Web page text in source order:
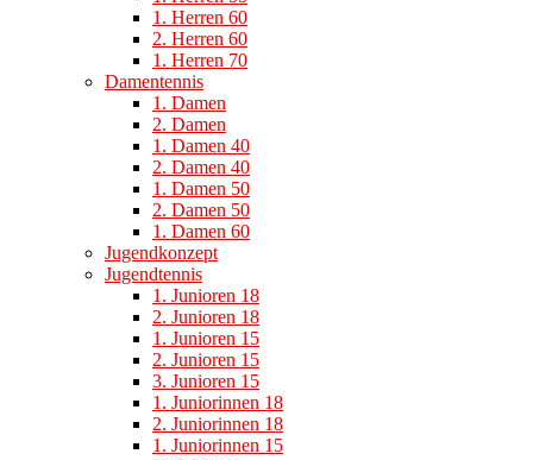
1. Herren 60
2. Herren 60
1. Herren 70
Damentennis
1. Damen
2. Damen
1. Damen 40
2. Damen 40
1. Damen 50
2. Damen 50
1. Damen 60
Jugendkonzept
Jugendtennis
1. Junioren 18
2. Junioren 18
1. Junioren 15
2. Junioren 15
3. Junioren 15
1. Juniorinnen 18
2. Juniorinnen 18
1. Juniorinnen 15